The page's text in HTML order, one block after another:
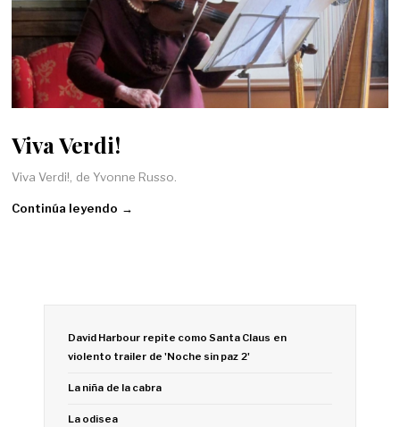
Viva Verdi!
Viva Verdi!, de Yvonne Russo.
Continúa leyendo →
David Harbour repite como Santa Claus en
violento trailer de 'Noche sin paz 2'
La niña de la cabra
La odisea